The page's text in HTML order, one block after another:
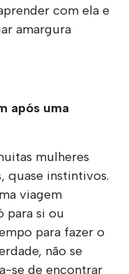
com ela e
amargura
após uma
mulheres
quase instintivos.
viagem
para si ou
para fazer o
não se
se de encontrar